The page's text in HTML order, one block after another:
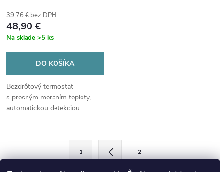
39,76 € bez DPH
48,90 €
Na sklade >5 ks
DO KOŠÍKA
Bezdrôtový termostat
s presným meraním teploty,
automatickou detekciou
otvoreného okna a
káblov. Ponúka stabilnú
reguláciu, programovanie...
O
t
1 2